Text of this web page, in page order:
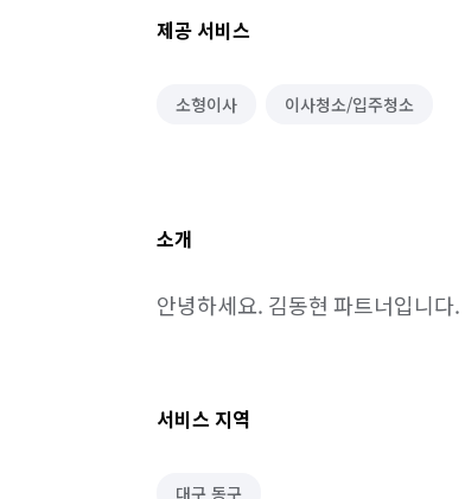
제공 서비스
소형이사 이사청소/입주청소
소개
안녕하세요. 김동현 파트너입니다.
서비스 지역
대구 동구